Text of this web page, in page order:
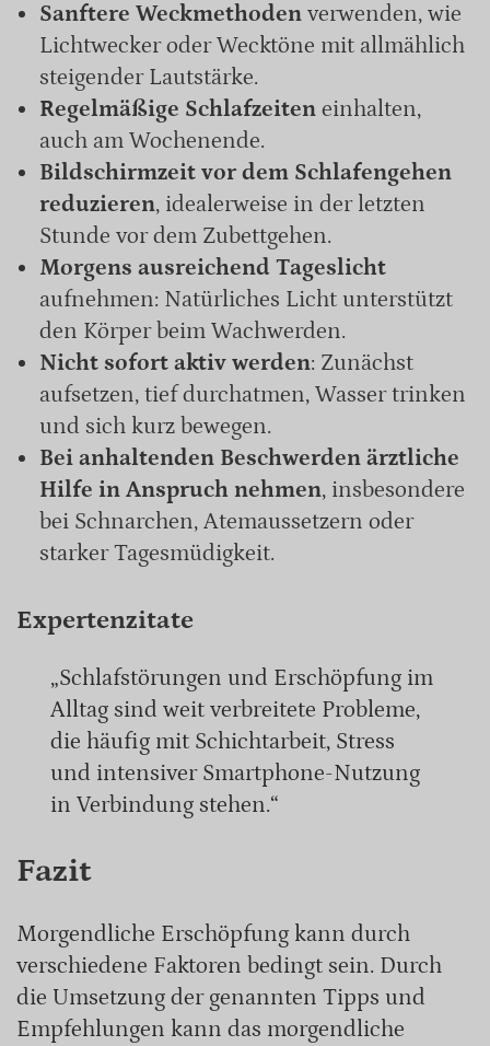
Sanftere Weckmethodenverwenden, wie
Lichtwecker oder Wecktöne mit allmählich
steigender Lautstärke.
Regelmäßige Schlafzeiteneinhalten,
auch am Wochenende.
Bildschirmzeit vor dem Schlafengehen
reduzieren, idealerweise in der letzten
Stunde vor dem Zubettgehen.
Morgens ausreichend Tageslicht
aufnehmen: Natürliches Licht unterstützt
den Körper beim Wachwerden.
Nicht sofort aktiv werden: Zunächst
aufsetzen, tief durchatmen, Wasser trinken
und sich kurz bewegen.
Bei anhaltenden Beschwerden ärztliche
Hilfe in Anspruch nehmen, insbesondere
bei Schnarchen, Atemaussetzern oder
starker Tagesmüdigkeit.
Expertenzitate
„Schlafstörungen und Erschöpfung im
Alltag sind weit verbreitete Probleme,
die häufig mit Schichtarbeit, Stress
und intensiver Smartphone-Nutzung
in Verbindung stehen.“
Fazit
Morgendliche Erschöpfung kann durch
verschiedene Faktoren bedingt sein. Durch
die Umsetzung der genannten Tipps und
Empfehlungen kann das morgendliche